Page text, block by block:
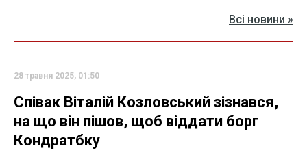
Всі новини »
28 травня 2025, 01:50
Співак Віталій Козловський зізнався,
на що він пішов, щоб віддати борг
Кондратбку